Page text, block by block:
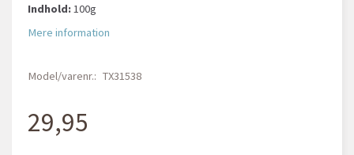
Indhold:100g
Mere information
Model/varenr.: TX31538
29,95